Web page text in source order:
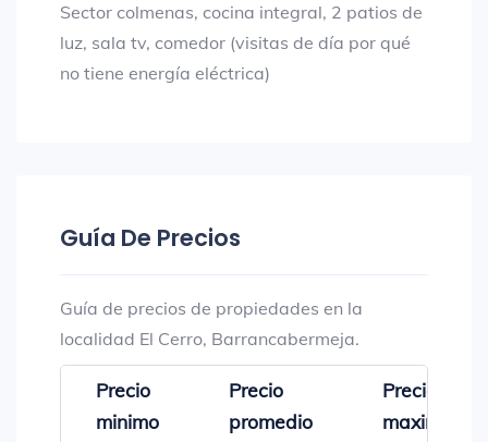
Sector colmenas, cocina integral, 2 patios de
luz, sala tv, comedor (visitas de día por qué
no tiene energía eléctrica)
Guía De Precios
Guía de precios de propiedades en la
localidad El Cerro, Barrancabermeja.
Precio
minimo
Precio
promedio
Precio
maximo